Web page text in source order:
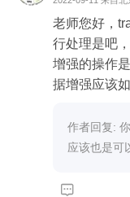
老师您好，
行处理是吧
增强的操作
据增强应该
作者回复:
应该也是可
